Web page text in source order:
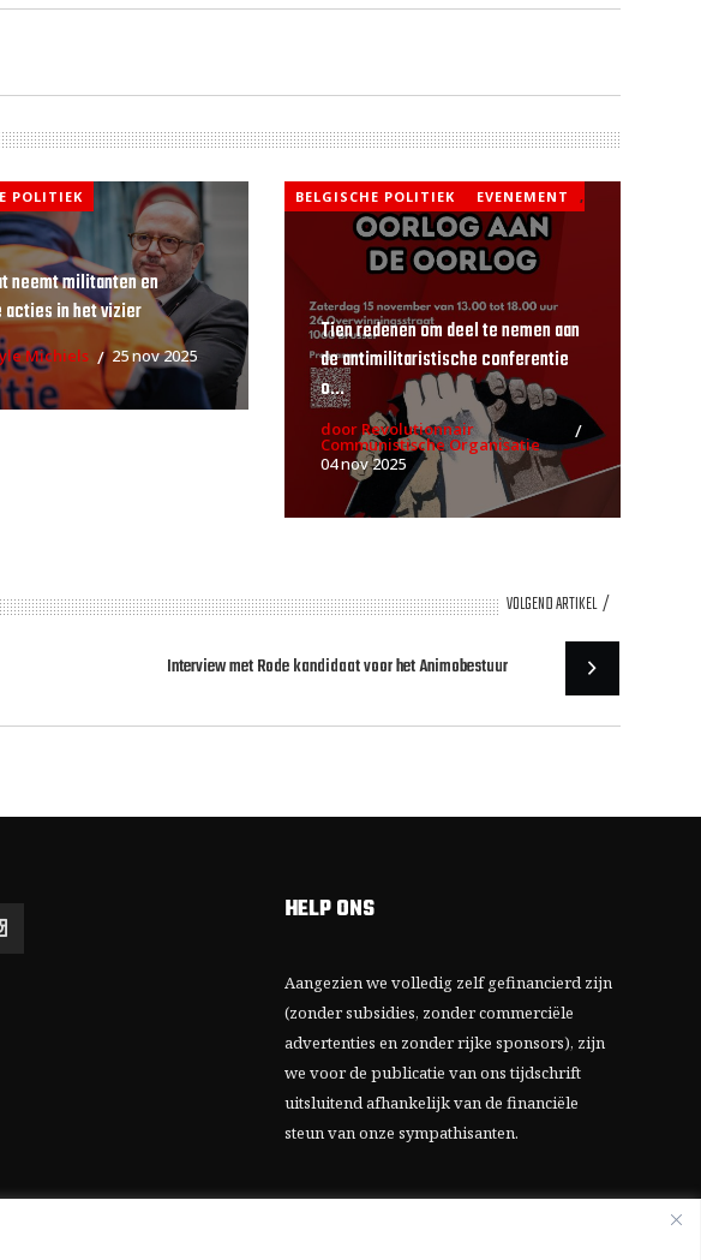
POLITIEK
neemt militanten en
in het vizier
Michiels 25 nov 2025
BELGISCHE POLITIEK ,
EVENEMENT
Tien redenen om deel te nemen aan
de antimilitaristische conferentie
o...
door Revolutionnair
Communistische Organisatie
04 nov 2025
VOLGEND ARTIKEL
Interview met Rode kandidaat voor het Animobestuur
HELP ONS
Aangezien we volledig zelf gefinancierd zijn
(zonder subsidies, zonder commerciële
advertenties en zonder rijke sponsors), zijn
we voor de publicatie van ons tijdschrift
uitsluitend afhankelijk van de financiële
steun van onze sympathisanten.
Bij voorbaat dank voor uw solidariteit.